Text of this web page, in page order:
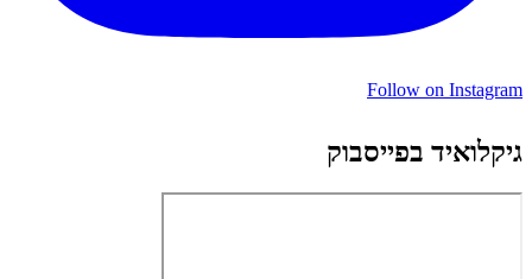
Follow on Instagram
גיקלואיד בפייסבוק